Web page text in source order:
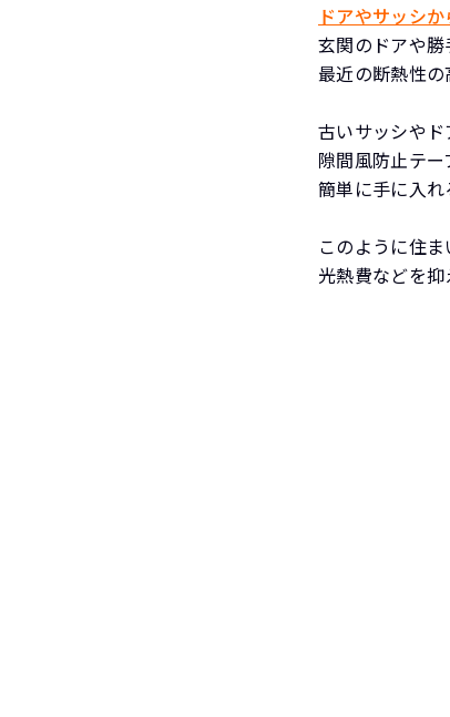
ドアやサッシ
玄関のドアや勝
最近の断熱性の
古いサッシやド
隙間風防止テ
簡単に手に入れ
このように住
光熱費などを抑